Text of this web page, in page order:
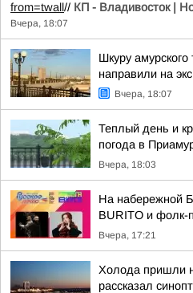
from=twall// КП - Владивосток |
Вчера, 18:07
Шкуру
направили на
Вчера, 18:07
Теплый день и
погода в
Вчера, 18:03
На набережной
BURITO и фолк-
Вчера, 17:21
Холода пришли
рассказал